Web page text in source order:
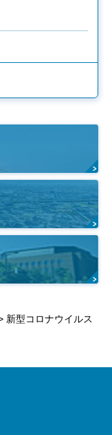
新型コロナウイルス